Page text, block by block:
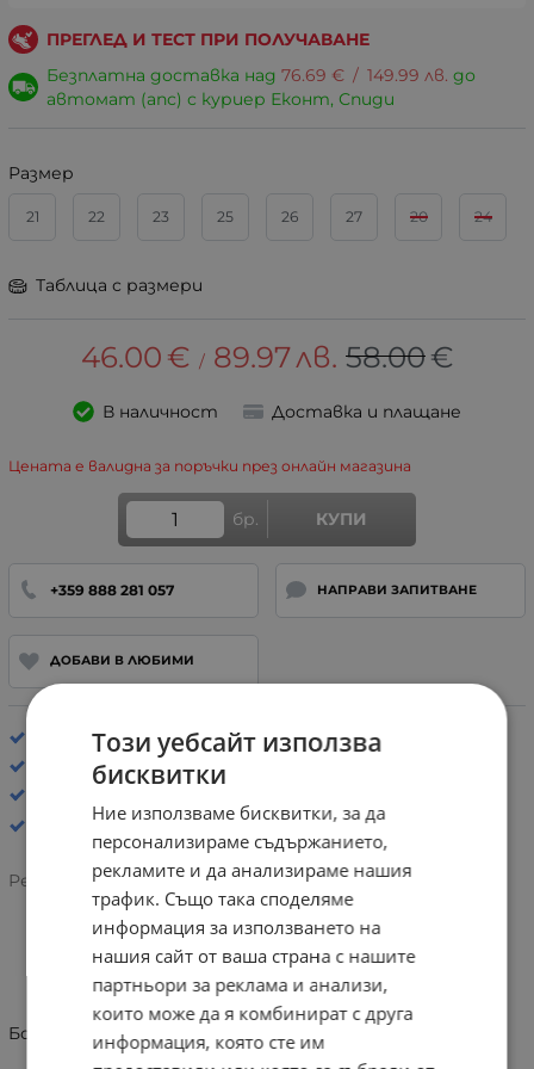
ПРЕГЛЕД И ТЕСТ ПРИ ПОЛУЧАВАНЕ
Безплатна доставка над 76.69 € / 149.99 лв. до
автомат (апс) с куриер Еконт, Спиди
Размер
21 22 23 25 26 27 20 24
Таблица с размери
58.00€
46.00 € / 89.97лв.
В наличност Доставка и плащане
Цената е валидна за поръчки през онлайн магазина
бр. КУПИ
+359 888 281 057 НАПРАВИ ЗАПИТВАНЕ
ДОБАВИ В ЛЮБИМИ
Хастар: Естествена кожа
Стелка: БОСО КРАЧЕ
Рейтинг:
ИНФОРМАЦИЯ
Боси обувки Geox B555WA 00085 C1236
Този уебсайт използва
бисквитки
Ние използваме бисквитки, за да
персонализираме съдържанието,
рекламите и да анализираме нашия
трафик. Също така споделяме
информация за използването на
нашия сайт от ваша страна с нашите
партньори за реклама и анализи,
които може да я комбинират с друга
информация, която сте им